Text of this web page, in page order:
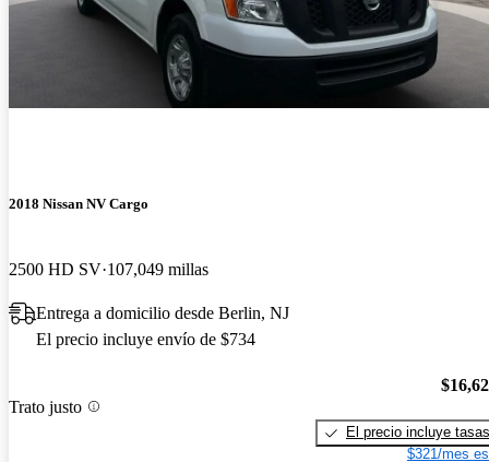
2018 Nissan NV Cargo
2500 HD SV 107,049 millas
Entrega a domicilio desde Berlin, NJ
El precio incluye envío de $734
Trato justo
El precio incluye tasas
$321/mes